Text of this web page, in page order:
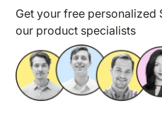
Get your free personalized
our product specialists